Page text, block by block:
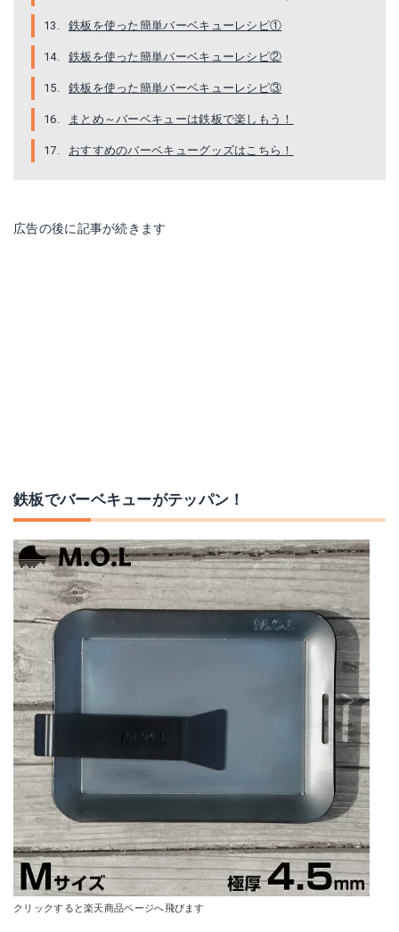
鉄板を使った簡単バーベキューレシピ①
鉄板を使った簡単バーベキューレシピ②
鉄板を使った簡単バーベキューレシピ③
まとめ～バーベキューは鉄板で楽しもう！
おすすめのバーベキューグッズはこちら！
広告の後に記事が続きます
鉄板でバーベキューがテッパン！
クリックすると楽天商品ページへ飛びます